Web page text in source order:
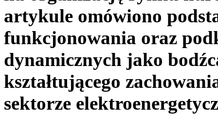
artykule omówiono
funkcjonowania oraz
dynamicznych jako
kształtującego
sektorze